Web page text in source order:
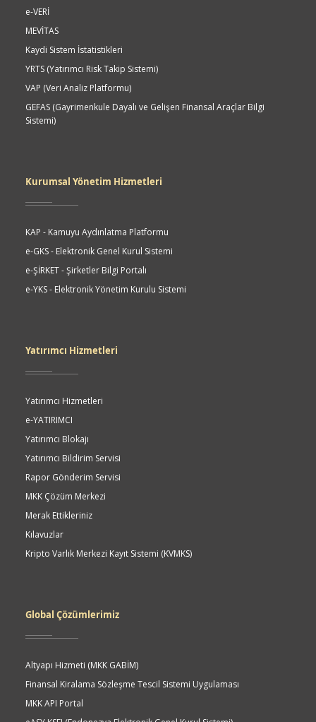
e-VERİ
MEVİTAS
Kaydi Sistem İstatistikleri
YRTS (Yatırımcı Risk Takip Sistemi)
VAP (Veri Analiz Platformu)
GEFAS (Gayrimenkule Dayalı ve Gelişen Finansal Araçlar Bilgi
Sistemi)
Kurumsal Yönetim Hizmetleri
KAP - Kamuyu Aydınlatma Platformu
e-GKS - Elektronik Genel Kurul Sistemi
e-ŞİRKET - Şirketler Bilgi Portalı
e-YKS - Elektronik Yönetim Kurulu Sistemi
Yatırımcı Hizmetleri
Yatırımcı Hizmetleri
e-YATIRIMCI
Yatırımcı Blokajı
Yatırımcı Bildirim Servisi
Rapor Gönderim Servisi
MKK Çözüm Merkezi
Merak Ettikleriniz
Kılavuzlar
Kripto Varlık Merkezi Kayıt Sistemi (KVMKS)
Global Çözümlerimiz
Altyapı Hizmeti (MKK GABİM)
Finansal Kiralama Sözleşme Tescil Sistemi Uygulaması
MKK API Portal